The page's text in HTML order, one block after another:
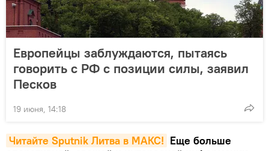
Европейцы заблуждаются, пытаясь
говорить с РФ с позиции силы, заявил
Песков
19 июня, 14:18
Читайте Sputnik Литва в MAКС! Еще больше